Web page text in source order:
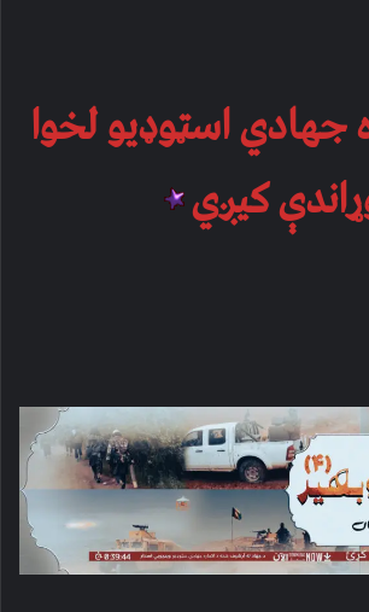
جهادي اسټوډیو لخوا
کیږي